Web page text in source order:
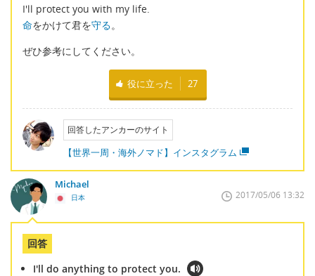
I'll protect you with my life.
命をかけて君を守る。
ぜひ参考にしてください。
役に立った 27
回答したアンカーのサイト
【世界一周・海外ノマド】インスタグラム
Michael
日本 2017/05/06 13:32
回答
I'll do anything to protect you.